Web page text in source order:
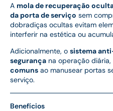
A mola de recuperação
da porta de serviço sem
dobradiças ocultas evitam
interferir na estética ou
Adicionalmente, o sistema
segurança na operação diária,
comuns ao manusear portas
serviço.
Benefícios